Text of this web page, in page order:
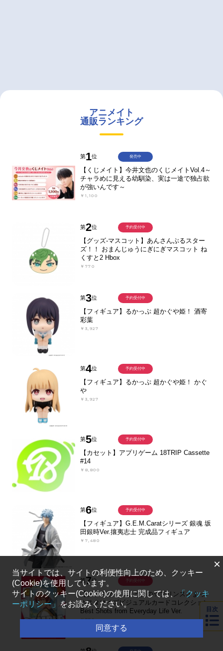
アニメイト
通販ランキング
第1位
【くじメイト】今井文也のくじメイトVol.4～
チャラめに見える幼馴染、実は一途で独占欲
が強いんです～
￥1,100
発売中
第2位
【グッズ-マスコット】あんさんぶるスター
ズ！！ おまんじゅうにぎにぎマスコット ね
くすと2 Hbox
￥770
予約受付中
第3位
【フィギュア】るかっぷ 超かぐや姫！ 酒寄
彩葉
￥3,927
予約受付中
第4位
【フィギュア】るかっぷ 超かぐや姫！ かぐ
や
￥3,927
予約受付中
第5位
【カセット】アプリゲーム 18TRIP Cassette
#14
￥8,800
予約受付中
第6位
【フィギュア】G.E.M.Caratシリーズ 銀魂 坂
田銀時Ver.攘夷志士 完成品フィギュア
￥7,480
予約受付中
第7位
【グッズ-カード】うたの☆プリンスさまっ♪
カスタマイズビジュアルカードコレクション
Best Shots from Everyday Life Ver.
￥770
予約受付中
目次
×
当サイトでは、サイトの利便性向上のため、クッキー
(Cookie)を使用しています。
サイトのクッキー(Cookie)の使用に関しては、「クッキ
ーポリシー」
をお読みください。
同意する